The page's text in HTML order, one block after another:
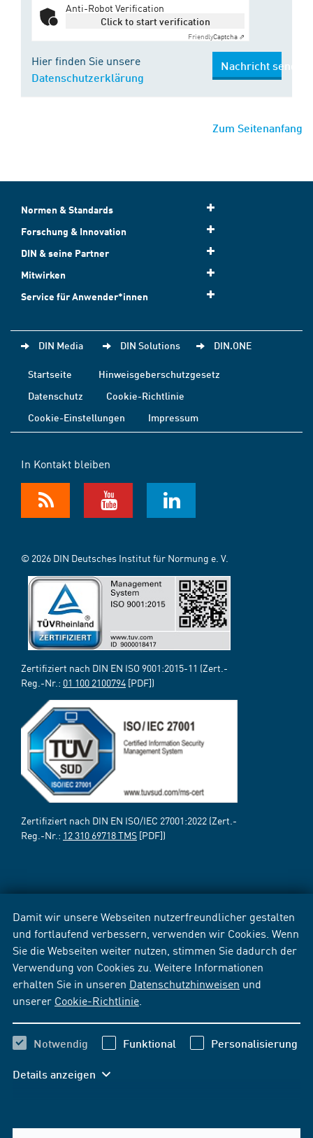
Damit wir unsere Webseiten nutzerfreundlicher gestalten
und fortlaufend verbessern, verwenden wir Cookies. Wenn
Sie die Webseiten weiter nutzen, stimmen Sie dadurch der
Verwendung von Cookies zu. Weitere Informationen
erhalten Sie in unseren Datenschutzhinweisen und
unserer Cookie-Richtlinie
Notwendig Funktional Personalisierung
Details anzeigen
Anti-Robot Verification
Click to start verification
FriendlyCaptcha ⇗
Hier finden Sie unsere
Datenschutzerklärung
Nachricht senden
Zum Seitenanfang
Normen & Standards
Forschung & Innovation
DIN & seine Partner
Mitwirken
Service für Anwender*innen
DIN Media DIN Solutions DIN.ONE
Startseite
Hinweisgeberschutzgesetz
Datenschutz
Cookie-Richtlinie
Cookie-Einstellungen
Impressum
In Kontakt bleiben
© 2026 DIN Deutsches Institut für Normung e. V.
Zertifiziert nach DIN EN ISO 9001:2015-11 (Zert.-
Reg.-Nr.: 01 100 2100794 [PDF])
Zertifiziert nach DIN EN ISO/IEC 27001:2022 (Zert.-
Reg.-Nr.: 12 310 69718 TMS [PDF])